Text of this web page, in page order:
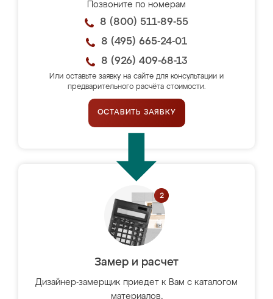
Позвоните по номерам
8 (800) 511-89-55
8 (495) 665-24-01
8 (926) 409-68-13
Или оставьте заявку на сайте для консультации и
предварительного расчёта стоимости.
ОСТАВИТЬ ЗАЯВКУ
Замер и расчет
Дизайнер-замерщик приедет к Вам с каталогом
материалов,